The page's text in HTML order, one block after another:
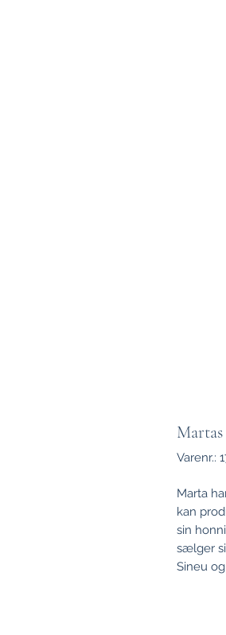
Varenr.:
Marta
kan
sin
sælger
Sineu